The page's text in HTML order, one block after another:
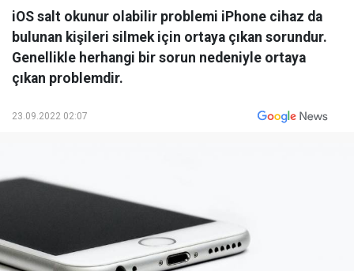
iOS salt okunur olabilir problemi iPhone cihaz da
bulunan kişileri silmek için ortaya çıkan sorundur.
Genellikle herhangi bir sorun nedeniyle ortaya
çıkan problemdir.
23.09.2022 02:07